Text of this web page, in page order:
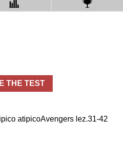
THE TEST
atipicoAvengers lez.31-42